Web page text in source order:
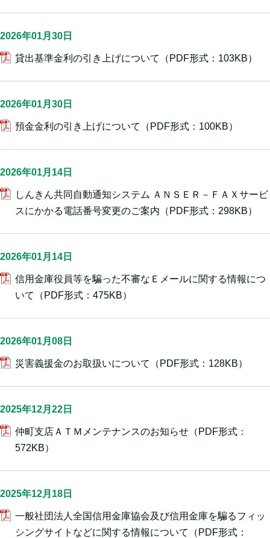
2026年01月30日
貸出基準金利の引き上げについて （PDF形式：103KB）
2026年01月30日
預金金利の引き上げについて （PDF形式：100KB）
2026年01月14日
しんきん共同自動通知システム ＡＮＳＥＲ－ＦＡＸサービ
スにかかる電話番号変更のご案内 （PDF形式：298KB）
2026年01月14日
信用金庫役員等を騙った不審なＥメールに関する情報につ
いて
（PDF形式：475KB）
2026年01月08日
災害義援金のお取扱いについて （PDF形式：128KB）
2025年12月22日
仲町支店ＡＴＭメンテナンスのお知らせ （PDF形式：
572KB）
2025年12月18日
一般社団法人全国信用金庫協会及び信用金庫を騙るフィッ
シングサイトなどに関する情報について
（PDF形式：